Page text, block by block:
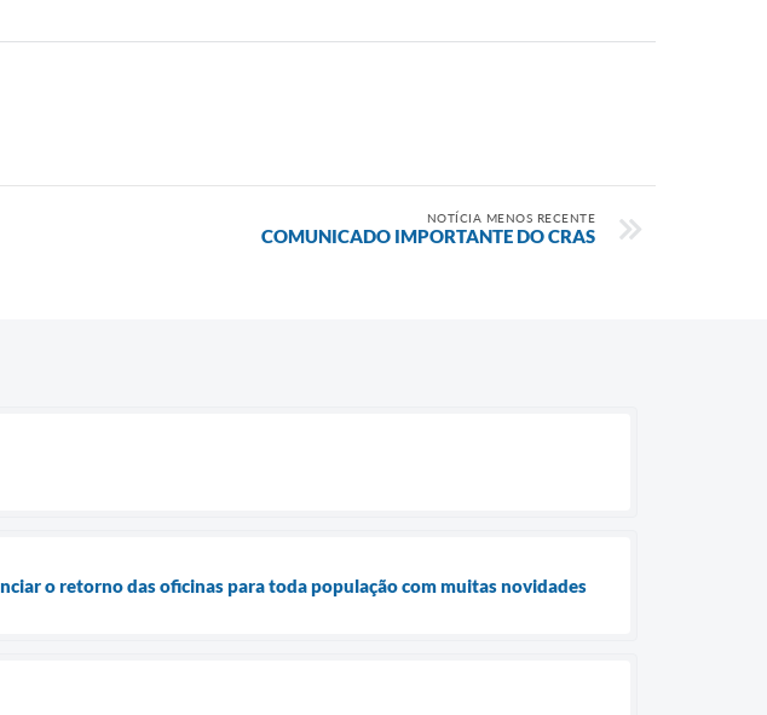
NOTÍCIA MENOS RECENTE
COMUNICADO IMPORTANTE DO CRAS
o retorno das oficinas para toda população com muitas novidades